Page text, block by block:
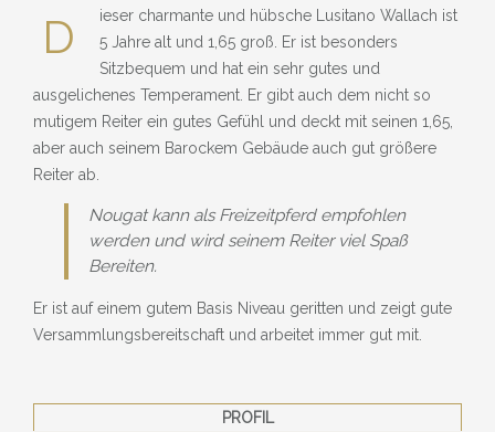
» NEUIGKEITEN
» EVENTS
» SHOP
D
ieser charmante und hübsche Lusitano Wallach ist
5 Jahre alt und 1,65 groß. Er ist besonders
Sitzbequem und hat ein sehr gutes und
ausgelichenes Temperament. Er gibt auch dem nicht so
mutigem Reiter ein gutes Gefühl und deckt mit seinen 1,65,
aber auch seinem Barockem Gebäude auch gut größere
Reiter ab.
Nougat kann als Freizeitpferd empfohlen
werden und wird seinem Reiter viel Spaß
Bereiten.
Er ist auf einem gutem Basis Niveau geritten und zeigt gute
Versammlungsbereitschaft und arbeitet immer gut mit.
PROFIL